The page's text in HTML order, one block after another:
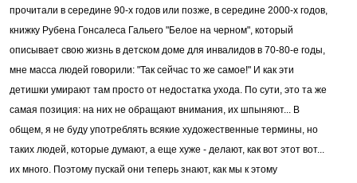
прочитали в середине 90-х годов или позже, в середине 2000-х годов,
книжку Рубена Гонсалеса Гальего "Белое на черном", который
описывает свою жизнь в детском доме для инвалидов в 70-80-е годы,
мне масса людей говорили: "Так сейчас то же самое!" И как эти
детишки умирают там просто от недостатка ухода. По сути, это та же
самая позиция: на них не обращают внимания, их шпыняют... В
общем, я не буду употреблять всякие художественные термины, но
таких людей, которые думают, а еще хуже - делают, как вот этот вот...
их много. Поэтому пускай они теперь знают, как мы к этому